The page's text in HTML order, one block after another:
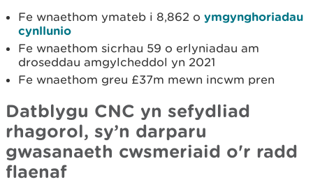
Fe wnaethom ymateb i 8,862 o ymgynghoriadau
cynllunio
Fe wnaethom sicrhau 59 o erlyniadau am
droseddau amgylcheddol yn 2021
Fe wnaethom greu £37m mewn incwm pren
Datblygu CNC yn sefydliad
rhagorol, sy’n darparu
gwasanaeth cwsmeriaid o'r radd
flaenaf